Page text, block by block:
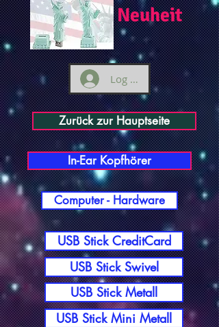
Neuheit
Log ind
Zurück zur Hauptseite
In-Ear Kopfhörer
Computer - Hardware
USB Stick CreditCard
USB Stick Swivel
USB Stick Metall
USB Stick Mini Metall